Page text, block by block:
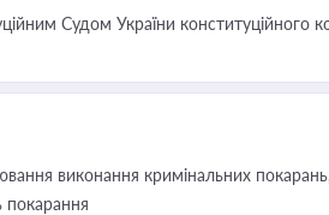
Судом України конституційного
виконання кримінальних покарань,
покарання